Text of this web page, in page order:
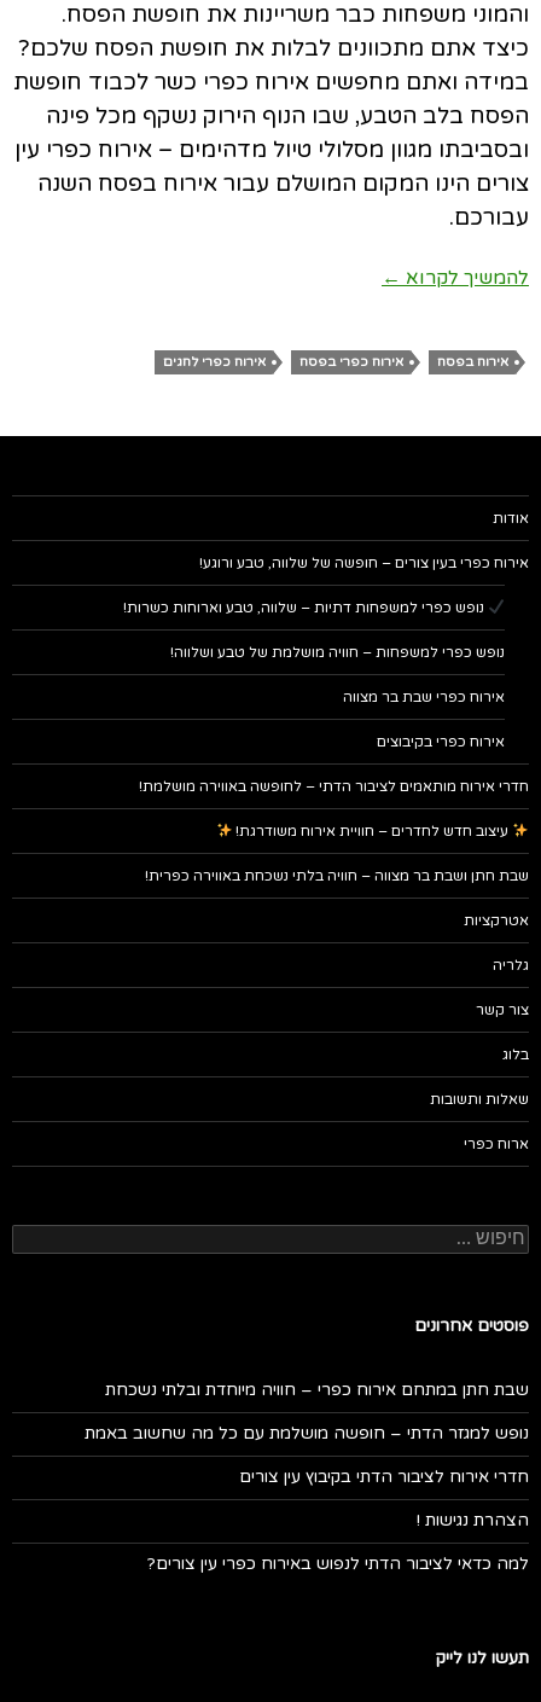
והמוני משפחות כבר משריינות את חופשת הפסח.
כיצד אתם מתכוונים לבלות את חופשת הפסח שלכם?
במידה ואתם מחפשים אירוח כפרי כשר לכבוד חופשת
הפסח בלב הטבע, שבו הנוף הירוק נשקף מכל פינה
ובסביבתו מגוון מסלולי טיול מדהימים – אירוח כפרי עין
צורים הינו המקום המושלם עבור אירוח בפסח השנה
עבורכם.
להמשיך לקרוא אירוח כפרי לכבוד חופשת הפסח
←
אירוח בפסח אירוח כפרי בפסח אירוח כפרי לחגים
אודות
אירוח כפרי בעין צורים – חופשה של שלווה, טבע ורוגע!
נופש כפרי למשפחות דתיות – שלווה, טבע וארוחות כשרות!
נופש כפרי למשפחות – חוויה מושלמת של טבע ושלווה!
אירוח כפרי שבת בר מצווה
אירוח כפרי בקיבוצים
חדרי אירוח מותאמים לציבור הדתי – לחופשה באווירה מושלמת!
עיצוב חדש לחדרים – חוויית אירוח משודרגת!
שבת חתן ושבת בר מצווה – חוויה בלתי נשכחת באווירה כפרית!
אטרקציות
גלריה
צור קשר
בלוג
שאלות ותשובות
ארוח כפרי
חיפוש:
פוסטים אחרונים
שבת חתן במתחם אירוח כפרי – חוויה מיוחדת ובלתי נשכחת
נופש למגזר הדתי – חופשה מושלמת עם כל מה שחשוב באמת
חדרי אירוח לציבור הדתי בקיבוץ עין צורים
הצהרת נגישות !
למה כדאי לציבור הדתי לנפוש באירוח כפרי עין צורים?
תעשו לנו לייק